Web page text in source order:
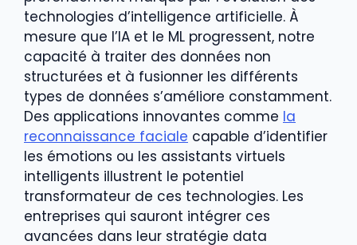
technologies d’intelligence artificielle. À
mesure que l’IA et le ML progressent, notre
capacité à traiter des données non
structurées et à fusionner les différents
types de données s’améliore constamment.
Des applications innovantes comme la
reconnaissance faciale capable d’identifier
les émotions ou les assistants virtuels
intelligents illustrent le potentiel
transformateur de ces technologies. Les
entreprises qui sauront intégrer ces
avancées dans leur stratégie data